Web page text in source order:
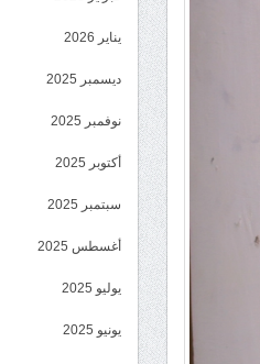
يناير 2026
ديسمبر 2025
نوفمبر 2025
أكتوبر 2025
سبتمبر 2025
أغسطس 2025
يوليو 2025
يونيو 2025